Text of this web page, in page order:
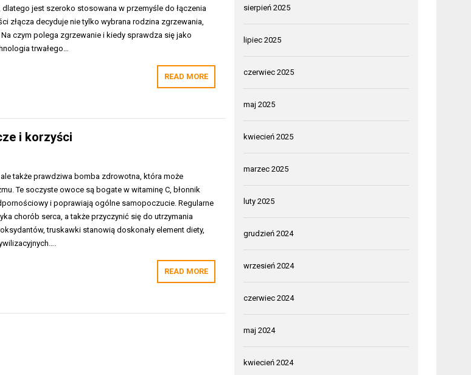
jest szeroko stosowana w przemyśle do łączenia
złącza decyduje nie tylko wybrana rodzina zgrzewania,
czym polega zgrzewanie i kiedy sprawdza się jako
trwałego…
READ MORE
i korzyści
także prawdziwa bomba zdrowotna, która może
Te soczyste owoce są bogate w witaminę C, błonnik
i poprawiają ogólne samopoczucie. Regularne
chorób serca, a także przyczynić się do utrzymania
truskawki stanowią doskonały element diety,
READ MORE
sierpień 2025
lipiec 2025
czerwiec 2025
maj 2025
kwiecień 2025
marzec 2025
luty 2025
grudzień 2024
wrzesień 2024
czerwiec 2024
maj 2024
kwiecień 2024